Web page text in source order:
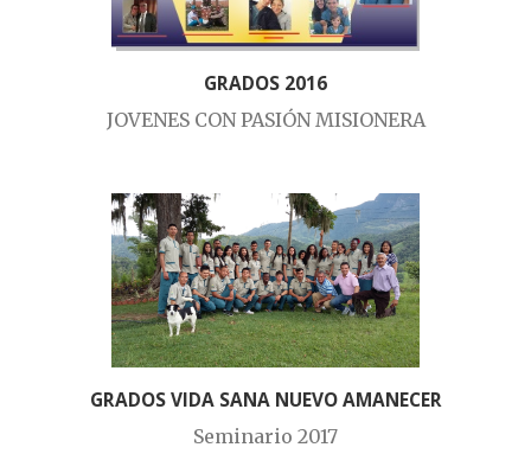
GRADOS 2016
JOVENES CON PASIÓN MISIONERA
GRADOS VIDA SANA NUEVO AMANECER
Seminario 2017